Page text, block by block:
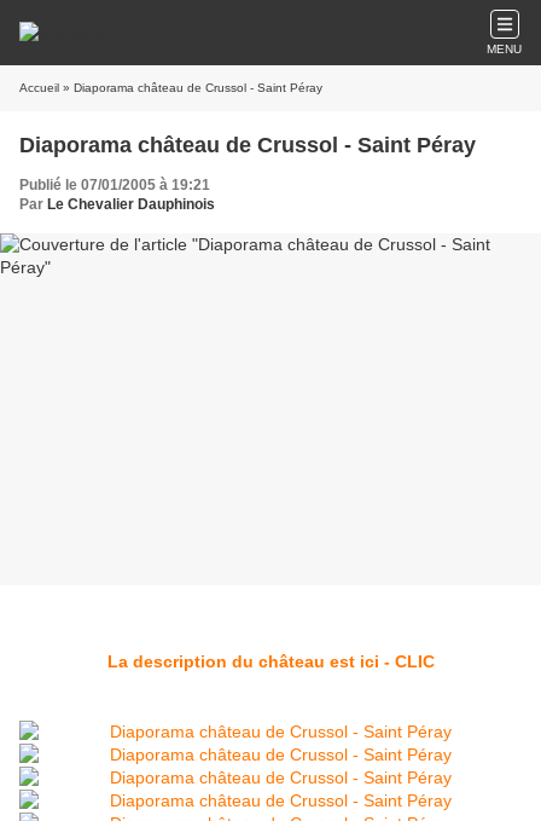
MENU
Accueil » Diaporama château de Crussol - Saint Péray
Diaporama château de Crussol - Saint Péray
Publié le 07/01/2005 à 19:21
Par Le Chevalier Dauphinois
La description du château est ici - CLIC